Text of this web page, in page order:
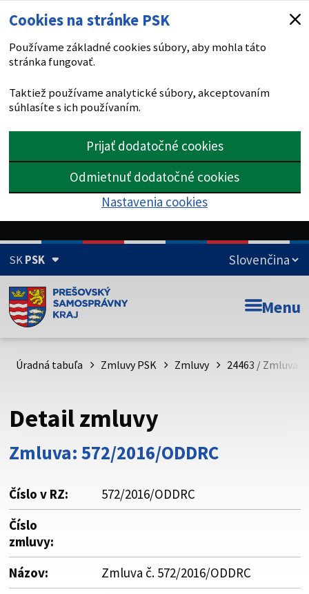
Cookies na stránke PSK
Používame základné cookies súbory, aby mohla táto
stránka fungovať.
Taktiež používame analytické súbory, akceptovaním
súhlasíte s ich používaním.
Prijať dodatočné cookies
Odmietnuť dodatočné cookies
Nastavenia cookies
SKPSK
Doména psk.sk je oficiálna
Toto je oficiálna webová stránka Prešovského
psk.sk.
Buďte pozorní a vždy sa uistite, že zdieľate informácie iba
cez zabezpečenú webovú stránku. Zabezpečená stránka
vždy začína https:// pred názvom domény webového sídla.
Menu
Úradná tabuľa Zmluvy PSK Zmluvy 24463 / Zmluva
Detail zmluvy
Zmluva: 572/2016/ODDRC
Číslo v RZ:
572/2016/ODDRC
Číslo
zmluvy:
Názov:
Zmluva č. 572/2016/ODDRC